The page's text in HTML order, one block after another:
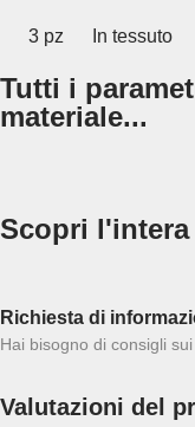
3 pz In tessuto
Tutti i
materiale...
Scopri
Richiesta di
Hai bisogno di consigli
Valutazioni del